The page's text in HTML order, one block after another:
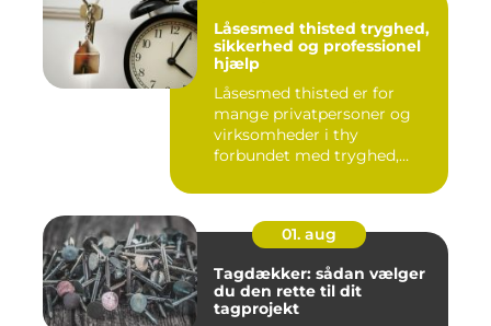
Låsesmed thisted tryghed,
sikkerhed og professionel
hjælp
Låsesmed thisted er for
mange privatpersoner og
virksomheder i thy
forbundet med tryghed,
01. aug
Tagdækker: sådan vælger
du den rette til dit
tagprojekt